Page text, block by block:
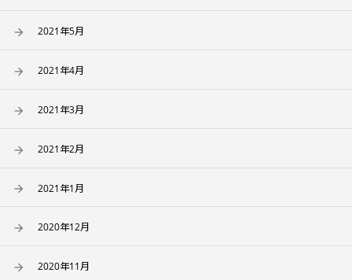
2021年5月
2021年4月
2021年3月
2021年2月
2021年1月
2020年12月
2020年11月